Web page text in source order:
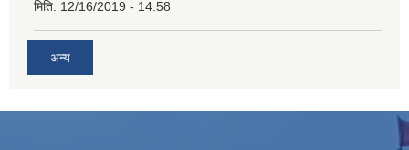
मिति: 12/16/2019 - 14:58
अन्य